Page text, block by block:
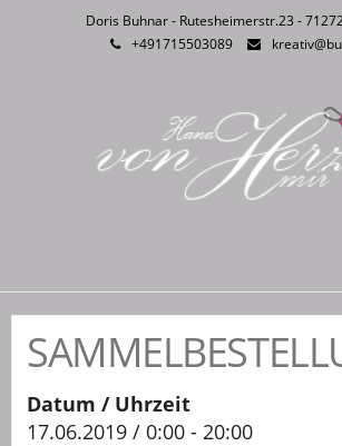
Doris Buhnar - Rutesheimerstr.23 -
+491715503089
Datum / Uhrzeit
17.06.2019 / 0:00 - 20:00